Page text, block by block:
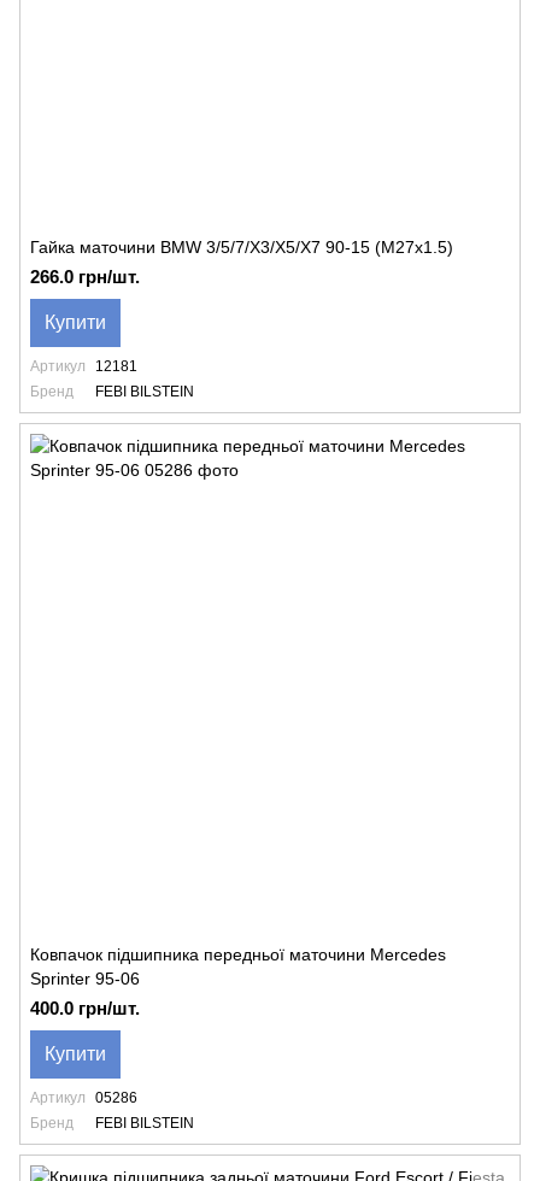
Гайка маточини BMW 3/5/7/X3/X5/X7 90-15 (M27x1.5)
266.0 грн/шт.
Купити
Артикул
12181
Бренд
FEBI BILSTEIN
Ковпачок підшипника передньої маточини Mercedes
Sprinter 95-06
400.0 грн/шт.
Купити
Артикул
05286
Бренд
FEBI BILSTEIN